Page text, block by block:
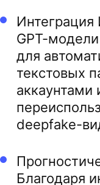
Интеграция
GPT-
для
текстовых
аккаунтами
deepfake-
Благодаря